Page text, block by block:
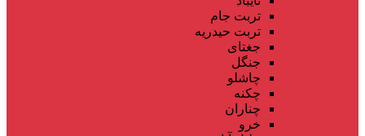
تربت جام
تربت حیدریه
جغتای
جنگل
چاشلو
چکنه
چناران
خرو